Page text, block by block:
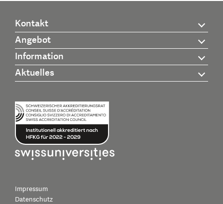
Kontakt
Angebot
Information
Aktuelles
Impressum
Datenschutz